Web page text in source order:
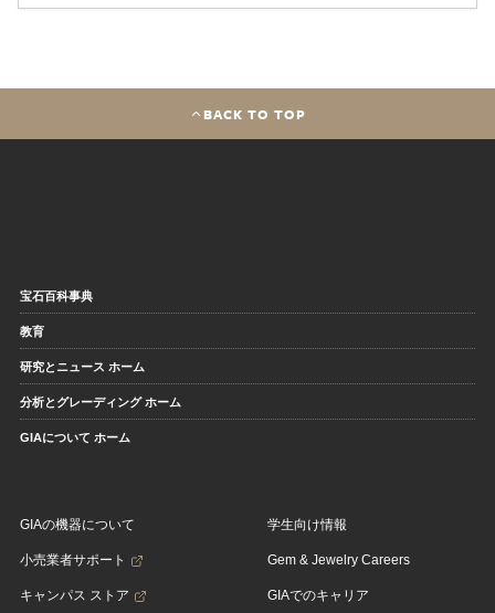
BACK TO TOP
宝石百科事典
教育
研究とニュース ホーム
分析とグレーディング ホーム
GIAについて ホーム
GIAの機器について
小売業者サポート
キャンパス ストア
学生向け情報
Gem & Jewelry Careers
GIAでのキャリア